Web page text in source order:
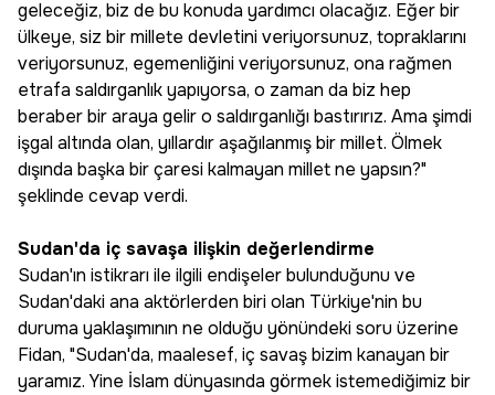
geleceğiz, biz de bu konuda yardımcı olacağız. Eğer bir
ülkeye, siz bir millete devletini veriyorsunuz, topraklarını
veriyorsunuz, egemenliğini veriyorsunuz, ona rağmen
etrafa saldırganlık yapıyorsa, o zaman da biz hep
beraber bir araya gelir o saldırganlığı bastırırız. Ama şimdi
işgal altında olan, yıllardır aşağılanmış bir millet. Ölmek
dışında başka bir çaresi kalmayan millet ne yapsın?"
şeklinde cevap verdi.
Sudan'da iç savaşa ilişkin değerlendirme
Sudan'ın istikrarı ile ilgili endişeler bulunduğunu ve
Sudan'daki ana aktörlerden biri olan Türkiye'nin bu
duruma yaklaşımının ne olduğu yönündeki soru üzerine
Fidan, "Sudan'da, maalesef, iç savaş bizim kanayan bir
yaramız. Yine İslam dünyasında görmek istemediğimiz bir